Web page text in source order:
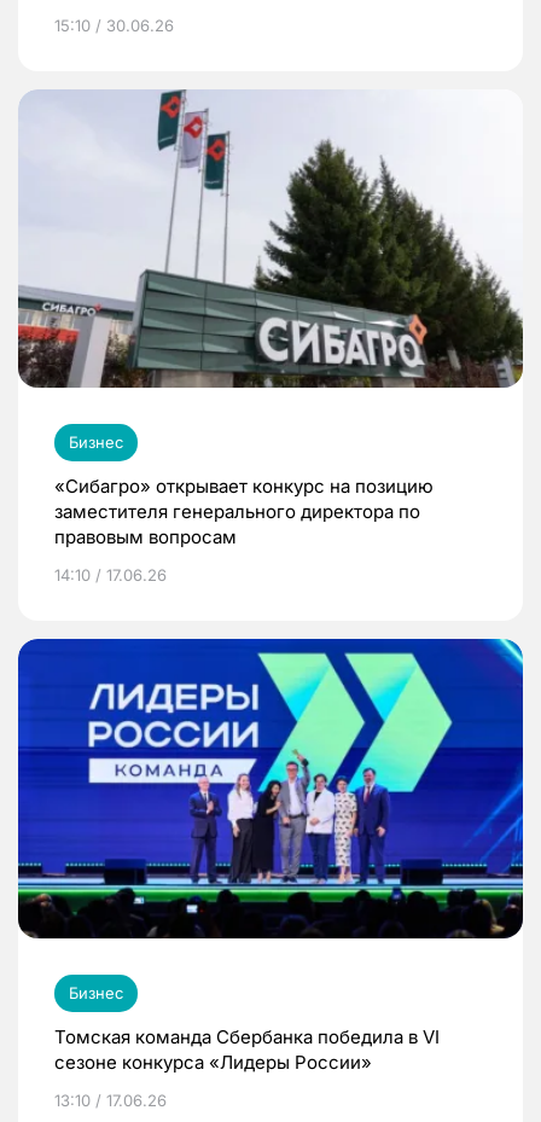
15:10 / 30.06.26
Бизнес
«Сибагро» открывает конкурс на позицию
заместителя генерального директора по
правовым вопросам
14:10 / 17.06.26
Бизнес
Томская команда Сбербанка победила в VI
сезоне конкурса «Лидеры России»
13:10 / 17.06.26